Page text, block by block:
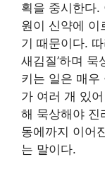
획을 중시한다.
원이 신약에 이
기 때문이다.
새김질’하며
키는 일은 매우
가 여러 개 있
해 묵상해야 진
동에까지 이어
는 말이다.